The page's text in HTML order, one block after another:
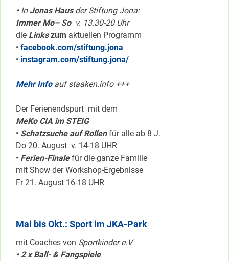
•InJonas Hausder Stiftung Jona:
Immer Mo– So v. 13.30-20 Uhr
die Linkszum aktuellen Programm
• facebook.com/stiftung.jona
• instagram.com/stiftung.jona/
Mehr Infoauf staaken.info +++
Der Ferienendspurt mit dem
MeKo CIA im STEIG
• Schatzsuche auf Rollenfür alle ab 8 J.
Do 20. August v. 14-18 UHR
• Ferien-Finalefür die ganze Familie
mit Show der Workshop-Ergebnisse
Fr 21. August 16-18 UHR
Mai bis Okt.: Sport im JKA-Park
mit Coaches von Sportkinder e.V
• 2 x Ball- & Fangspiele